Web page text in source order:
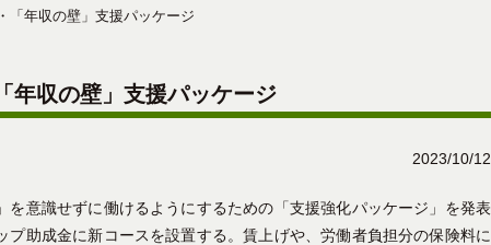
年収の壁」支援パッケージ
収の壁」支援パッケージ
2023/10/12
意識せずに働けるようにするための「支援強化パッケージ」を発表
助成金に新コースを設置する。賃上げや、労働者負担分の保険料に